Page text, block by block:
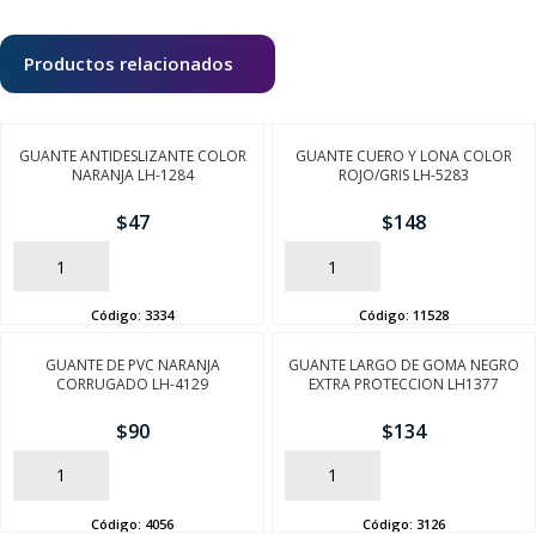
Productos relacionados
GUANTE ANTIDESLIZANTE COLOR
NARANJA LH-1284
$47
AÑADIR
Código: 3334
GUANTE CUERO Y LONA COLOR
ROJO/GRIS LH-5283
$148
AÑADIR
Código: 11528
GUANTE DE PVC NARANJA
CORRUGADO LH-4129
$90
AÑADIR
Código: 4056
GUANTE LARGO DE GOMA NEGRO
EXTRA PROTECCION LH1377
$134
AÑADIR
Código: 3126